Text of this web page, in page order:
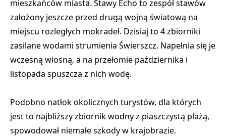
mieszkańców miasta. Stawy Echo to zespół stawów
założony jeszcze przed drugą wojną światową na
miejscu rozległych mokradeł. Dzisiaj to 4 zbiorniki
zasilane wodami strumienia Świerszcz. Napełnia się je
wczesną wiosną, a na przełomie października i
listopada spuszcza z nich wodę.
Podobno natłok okolicznych turystów, dla których
jest to najbliższy zbiornik wodny z piaszczystą plażą,
spowodował niemałe szkody w krajobrazie.